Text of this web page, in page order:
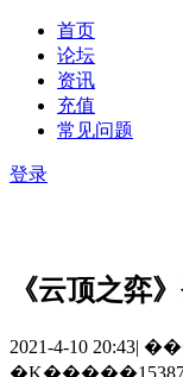
首页
论坛
资讯
充值
常见问题
登录
《云顶之弈
2021-4-10 20:43|